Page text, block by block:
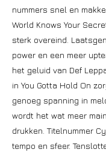
nummers snel en
World Knows Your
sterk overeind.
power en een meer
het geluid van Def
in You Gotta Hold On
genoeg spanning in
wordt het wat meer
drukken. Titelnummer
tempo en sfeer.